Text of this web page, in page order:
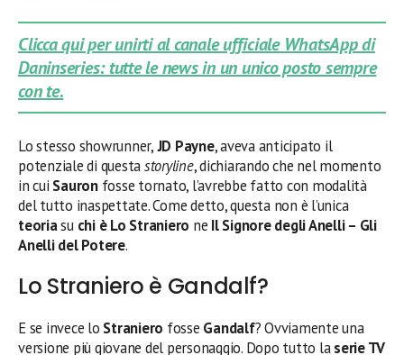
Clicca qui per unirti al canale ufficiale WhatsApp di
Daninseries: tutte le news in un unico posto sempre
con te.
Lo stesso showrunner,JD Payne, aveva anticipato il
potenziale di questastoryline, dichiarando che nel momento
in cui Sauronfosse tornato, l’avrebbe fatto con modalità
del tutto inaspettate. Come detto, questa non è l’unica
teoriasu chi è Lo Straniero ne Il Signore degli Anelli – Gli
Anelli del Potere.
Lo Straniero è Gandalf?
E se invece lo Straniero fosse Gandalf? Ovviamente una
versione più giovane del personaggio. Dopo tutto laserie TV